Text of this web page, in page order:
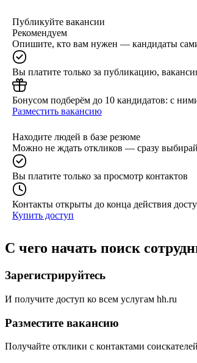
Публикуйте вакансии
Рекомендуем
Опишите, кто вам нужен — кандидаты сами
Вы платите только за публикацию,
Бонусом подберём до 10 кандидатов: с
Разместить вакансию
Находите людей в базе резюме
Можно не ждать откликов — сразу
Вы платите только за просмотр контактов
Контакты открыты до конца действия
Купить доступ
С чего начать поиск
Зарегистрируйтесь
И получите доступ ко всем услугам hh.ru
Разместите вакансию
Получайте отклики с контактами соискателей